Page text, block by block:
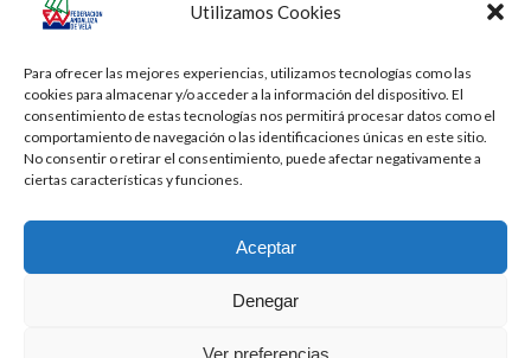
Utilizamos Cookies
Para ofrecer las mejores experiencias, utilizamos tecnologías como las
cookies para almacenar y/o acceder a la información del dispositivo. El
consentimiento de estas tecnologías nos permitirá procesar datos como el
comportamiento de navegación o las identificaciones únicas en este sitio.
No consentir o retirar el consentimiento, puede afectar negativamente a
ciertas características y funciones.
Aceptar
Denegar
Ver preferencias
Todos los derechos reservados -Privacidad